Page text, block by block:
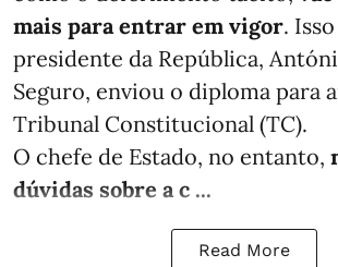
mais para entrar em vigor.
presidente da República,
Seguro, enviou o diploma para
Tribunal Constitucional (TC).
O chefe de Estado, no entanto,
dúvidas sobre a c ...
Read More